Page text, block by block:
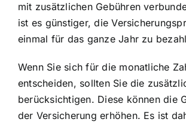
mit zusätzlichen Gebühren
ist es günstiger, die
einmal für das ganze Jahr zu
Wenn Sie sich für die monatliche
entscheiden, sollten Sie die
berücksichtigen. Diese können die
der Versicherung erhöhen. Es ist